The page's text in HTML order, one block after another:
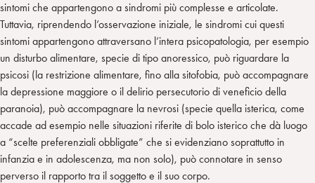
sintomi che appartengono a sindromi più complesse e articolate.
Tuttavia, riprendendo l’osservazione iniziale, le sindromi cui questi
sintomi appartengono attraversano l’intera psicopatologia, per esempio
un disturbo alimentare, specie di tipo anoressico, può riguardare la
psicosi (la restrizione alimentare, fino alla sitofobia, può accompagnare
la depressione maggiore o il delirio persecutorio di veneficio della
paranoia), può accompagnare la nevrosi (specie quella isterica, come
accade ad esempio nelle situazioni riferite di bolo isterico che dà luogo
a “scelte preferenziali obbligate” che si evidenziano soprattutto in
infanzia e in adolescenza, ma non solo), può connotare in senso
perverso il rapporto tra il soggetto e il suo corpo.